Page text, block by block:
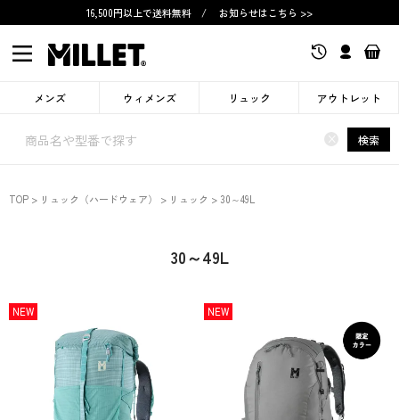
16,500円以上で送料無料 / お知らせはこちら >>
メンズ ウィメンズ リュック アウトレット
× 検索
TOP リュック（ハードウェア） リュック 30～49L
30～49L
NEW NEW